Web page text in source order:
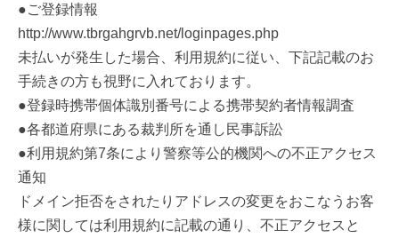
●ご登録情報
http://www.tbrgahgrvb.net/loginpages.php
未払いが発生した場合、利用規約に従い、下記記載のお
手続きの方も視野に入れております。
●登録時携帯個体識別番号による携帯契約者情報調査
●各都道府県にある裁判所を通し民事訴訟
●利用規約第7条により警察等公的機関への不正アクセス
通知
ドメイン拒否をされたりアドレスの変更をおこなうお客
様に関しては利用規約に記載の通り、不正アクセスと